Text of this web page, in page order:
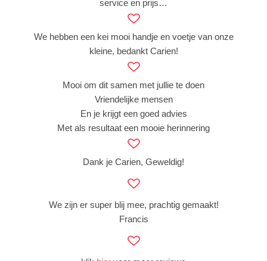
service en prijs…
We hebben een kei mooi handje en voetje van onze
kleine, bedankt Carien!
Mooi om dit samen met jullie te doen
Vriendelijke mensen
En je krijgt een goed advies
Met als resultaat een mooie herinnering
Dank je Carien, Geweldig!
We zijn er super blij mee, prachtig gemaakt!
Francis